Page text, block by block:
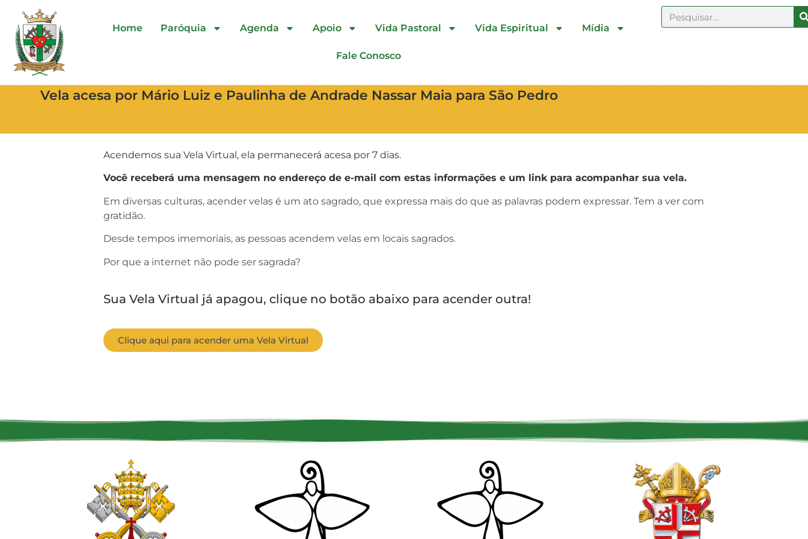
Home Paróquia Agenda Apoio Vida Pastoral Vida Espiritual Mídia
Fale Conosco
Vela acesa por Mário Luiz e Paulinha de Andrade Nassar Maia para São Pedro
Acendemos sua Vela Virtual, ela permanecerá acesa por 7 dias.
Você receberá uma mensagem no endereço de e-mail com estas informações e um link para acompanhar sua vela.
Em diversas culturas, acender velas é um ato sagrado, que expressa mais do que as palavras podem expressar. Tem a ver com
gratidão.
Desde tempos imemoriais, as pessoas acendem velas em locais sagrados.
Por que a internet não pode ser sagrada?
Sua Vela Virtual já apagou, clique no botão abaixo para acender outra!
Clique aqui para acender uma Vela Virtual